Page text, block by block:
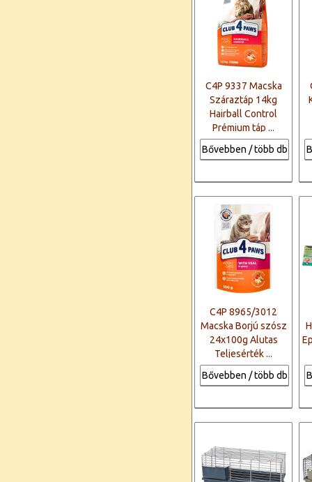
C4P 9337 Macska
Száraztáp 14kg
Hairball Control
Prémium táp ...
Bővebben / több db
C4P 8965/3012
Macska Borjú szósz
24x100g Alutas
Teljesérték ...
Bővebben / több db